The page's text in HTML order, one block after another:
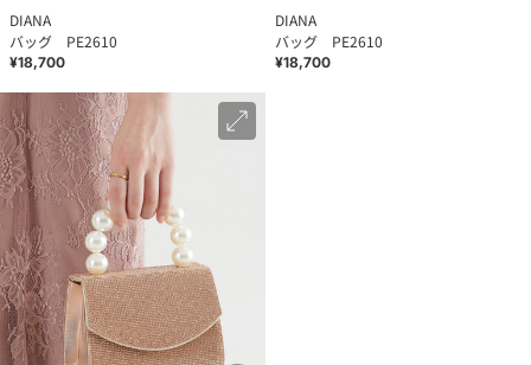
DIANA
バッグ PE2610
¥18,700
DIANA
バッグ PE2610
¥18,700